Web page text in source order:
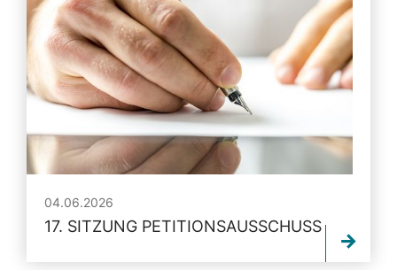
04.06.2026
17. SITZUNG PETITIONSAUSSCHUSS